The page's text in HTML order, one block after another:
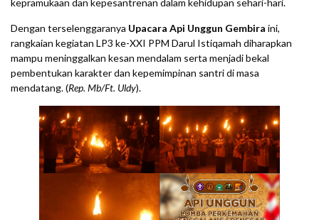
kepramukaan dan kepesantrenan dalam kehidupan sehari-hari.
Dengan terselenggaranya Upacara Api Unggun Gembira ini,
rangkaian kegiatan LP3 ke-XXI PPM Darul Istiqamah diharapkan
mampu meninggalkan kesan mendalam serta menjadi bekal
pembentukan karakter dan kepemimpinan santri di masa
mendatang. (Rep. Mb/Ft. Uldy).